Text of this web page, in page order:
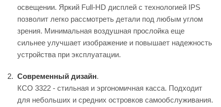
освещении. Яркий Full-HD дисплей с технологией IPS
позволит легко рассмотреть детали под любым углом
зрения. Минимальная воздушная прослойка еще
сильнее улучшает изображение и повышает надежность
устройства при эксплуатации.
Современный дизайн.
КСО 3322 - стильная и эргономичная касса. Подходит
для небольших и средних островков самообслуживания.